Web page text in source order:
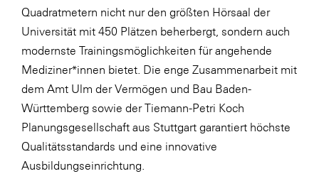
Quadratmetern nicht nur den größten Hörsaal der
Universität mit 450 Plätzen beherbergt, sondern auch
modernste Trainingsmöglichkeiten für angehende
Mediziner*innen bietet. Die enge Zusammenarbeit mit
dem Amt Ulm der Vermögen und Bau Baden-
Württemberg sowie der Tiemann-Petri Koch
Planungsgesellschaft aus Stuttgart garantiert höchste
Qualitätsstandards und eine innovative
Ausbildungseinrichtung.